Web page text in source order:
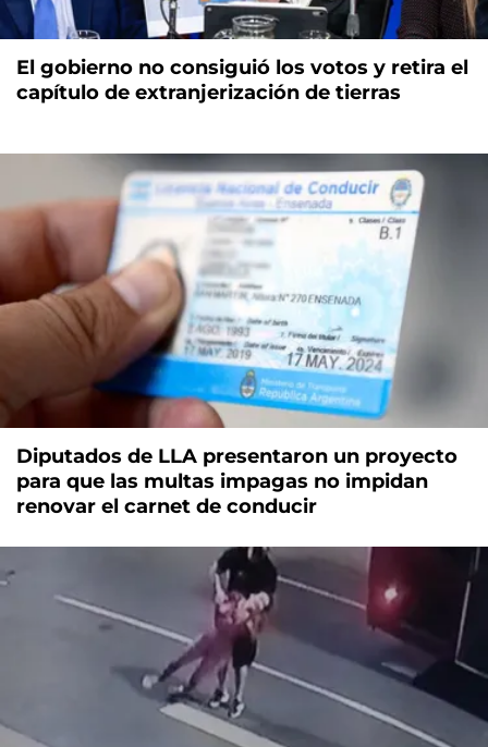
El gobierno no consiguió los votos y retira el
capítulo de extranjerización de tierras
Diputados de LLA presentaron un proyecto
para que las multas impagas no impidan
renovar el carnet de conducir